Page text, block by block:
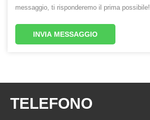
messaggio, ti risponderemo il prima possibile!
INVIA MESSAGGIO
TELEFONO